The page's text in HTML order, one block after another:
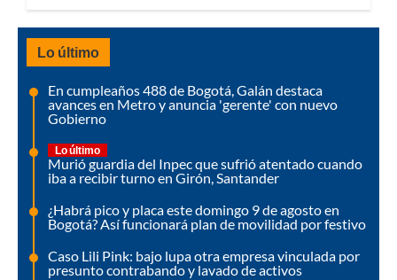
Lo último
En cumpleaños 488 de Bogotá, Galán destaca
avances en Metro y anuncia 'gerente' con nuevo
Gobierno
Lo último
Murió guardia del Inpec que sufrió atentado cuando
iba a recibir turno en Girón, Santander
¿Habrá pico y placa este domingo 9 de agosto en
Bogotá? Así funcionará plan de movilidad por festivo
Caso Lili Pink: bajo lupa otra empresa vinculada por
presunto contrabando y lavado de activos